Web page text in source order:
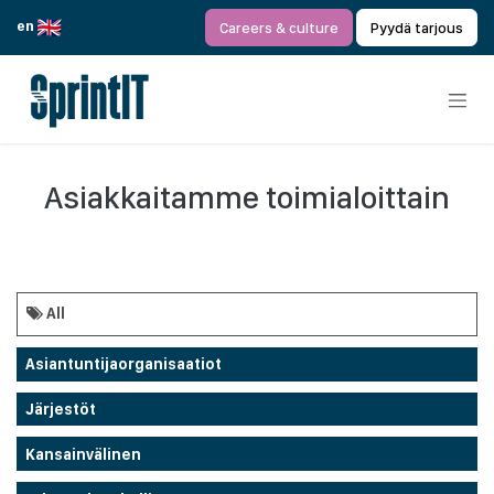
en
Careers & culture Pyydä tarjous
Asiakkaitamme toimialoittain
All
Asiantuntijaorganisaatiot
Järjestöt
Kansainvälinen